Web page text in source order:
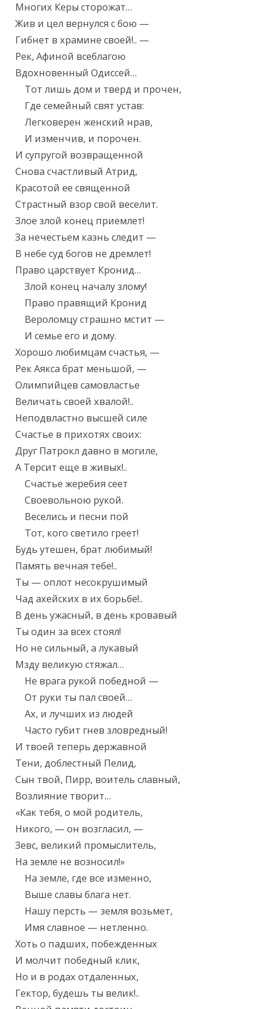
Многих Керы сторожат…
Жив и цел вернулся с бою —
Гибнет в храмине своей!.. —
Рек, Афиной всеблагою
Вдохновенный Одиссей…
    Легковерен женский нрав,
И супругой возвращенной
Снова счастливый Атрид,
Красотой ее священной
Страстный взор свой веселит.
Злое злой конец приемлет!
За нечестьем казнь следит —
В небе суд богов не дремлет!
Право царствует Кронид…
    Злой конец началу злому!
Хорошо любимцам счастья, —
Рек Аякса брат меньшой, —
Олимпийцев самовластье
Величать своей хвалой!..
Неподвластно высшей силе
Счастье в прихотях своих:
Друг Патрокл давно в могиле,
А Терсит еще в живых!..
    Счастье жеребия сеет
    Своевольною рукой.
Будь утешен, брат любимый!
Память вечная тебе!..
Ты — оплот несокрушимый
Чад ахейских в их борьбе!..
В день ужасный, в день кровавый
Ты один за всех стоял!
Но не сильный, а лукавый
Мзду великую стяжал…
    От руки ты пал своей…
    Ах, и лучших из людей
И твоей теперь державной
Тени, доблестный Пелид,
Сын твой, Пирр, воитель славный,
Возлияние творит…
«Как тебя, о мой родитель,
Никого, — он возгласил, —
Зевс, великий промыслитель,
На земле не возносил!»
Хоть о падших, побежденных
И молчит победный клик,
Но и в родах отдаленных,
Гектор, будешь ты велик!..